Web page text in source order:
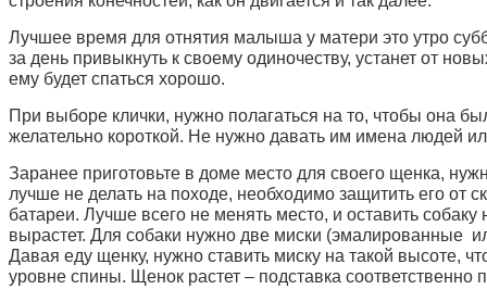
Лучшее время для отнятия малыша у матери это утро
за день привыкнуть к своему одиночеству, устанет от
ему будет спаться хорошо.
При выборе клички, нужно полагаться на то, чтобы она
желательно короткой. Не нужно давать им имена людей
Заранее приготовьте в доме место для своего щенка,
лучше не делать на походе, необходимо защитить его от
батареи. Лучше всего не менять место, и оставить собаку
вырастет. Для собаки нужно две миски (эмалированные
Давая еду щенку, нужно ставить миску на такой высоте,
уровне спины. Щенок растет – подставка соответственно